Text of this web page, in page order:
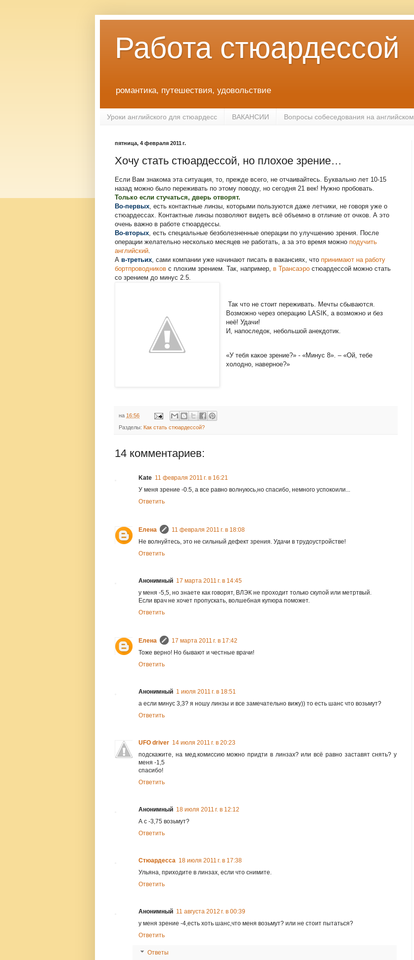
Работа стюардессой
романтика, путешествия, удовольствие
Уроки английского для стюардесс ВАКАНСИИ Вопросы собеседования на английском
пятница, 4 февраля 2011 г.
Хочу стать стюардессой, но плохое зрение…
Если Вам знакома эта ситуация, то, прежде всего, не отчаивайтесь. Буквально лет 10-15
назад можно было переживать по этому поводу, но сегодня 21 век! Нужно пробовать.
Только если стучаться, дверь отворят.
Во-первых , есть контактные линзы, которыми пользуются даже летчики, не говоря уже о
стюардессах. Контактные линзы позволяют видеть всё объемно в отличие от очков. А это
очень важно в работе стюардессы.
Во-вторых , есть специальные безболезненные операции по улучшению зрения. После
операции желательно несколько месяцев не работать, а за это время можно подучить
английский
А в-третьих , сами компании уже начинают писать в вакансиях, что принимают на работу
бортпроводников с плохим зрением. Так, например, в Трансаэро стюардессой можно стать
со зрением до минуc 2.5.
Так что не стоит переживать. Мечты сбываются.
Возможно через операцию LASIK, а возможно и без
неё! Удачи!
И, напоследок, небольшой анекдотик.
«У тебя какое зрение?» - «Минуc 8». – «Ой, тебе
холодно, наверное?»
на 16:56
Разделы: Как стать стюардессой?
14 комментариев:
Kate 11 февраля 2011 г. в 16:21
У меня зрение -0.5, а все равно волнуюсь,но спасибо, немного успокоили...
Ответить
Елена
11 февраля 2011 г. в 18:08
Не волнуйтесь, это не сильный дефект зрения. Удачи в трудоустройстве!
Ответить
Анонимный 17 марта 2011 г. в 14:45
у меня -5,5, но знаете как говорят, ВЛЭК не проходит только скупой или метртвый.
Если врач не хочет пропускать, волшебная купюра поможет.
Ответить
Елена
17 марта 2011 г. в 17:42
Тоже верно! Но бывают и честные врачи!
Ответить
Анонимный 1 июля 2011 г. в 18:51
а если минус 3,3? я ношу линзы и все замечательно вижу)) то есть шанс что возьмут?
Ответить
UFO driver 14 июля 2011 г. в 20:23
подскажите, на мед.комиссию можно придти в линзах? или всё равно заставят снять? у
меня -1,5
спасибо!
Ответить
Анонимный 18 июля 2011 г. в 12:12
А с -3,75 возьмут?
Ответить
Стюардесса 18 июля 2011 г. в 17:38
Ульяна, приходите в линзах, если что снимите.
Ответить
Анонимный 11 августа 2012 г. в 00:39
у меня зрение -4,есть хоть шанс,что меня возьмут? или не стоит пытаться?
Ответить
Ответы